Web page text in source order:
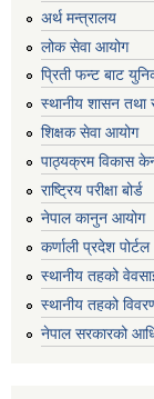
अर्थ मन्त्रालय
लोक सेवा आयोग
प्रिती फन्ट बाट
स्थानीय शासन तथा
शिक्षक सेवा आयोग
पाठ्यक्रम विकास
राष्ट्रिय परीक्षा बोर्ड
नेपाल कानुन आयोग
कर्णाली प्रदेश पोर्टल
स्थानीय तहको
स्थानीय तहको
नेपाल सरकारको